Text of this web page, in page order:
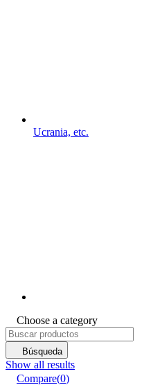
Ucrania, etc.
Choose a category
Búsqueda
Show all results
Compare(0)